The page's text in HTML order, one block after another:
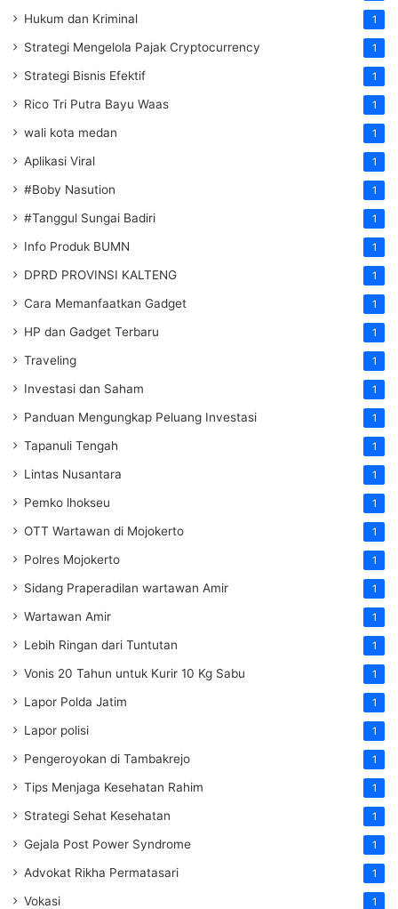
Hukum dan Kriminal 1
Strategi Mengelola Pajak Cryptocurrency 1
Strategi Bisnis Efektif 1
Rico Tri Putra Bayu Waas 1
wali kota medan 1
Aplikasi Viral 1
#Boby Nasution 1
#Tanggul Sungai Badiri 1
Info Produk BUMN 1
DPRD PROVINSI KALTENG 1
Cara Memanfaatkan Gadget 1
HP dan Gadget Terbaru 1
Traveling 1
Investasi dan Saham 1
Panduan Mengungkap Peluang Investasi 1
Tapanuli Tengah 1
Lintas Nusantara 1
Pemko lhokseu 1
OTT Wartawan di Mojokerto 1
Polres Mojokerto 1
Sidang Praperadilan wartawan Amir 1
Wartawan Amir 1
Lebih Ringan dari Tuntutan 1
Vonis 20 Tahun untuk Kurir 10 Kg Sabu 1
Lapor Polda Jatim 1
Lapor polisi 1
Pengeroyokan di Tambakrejo 1
Tips Menjaga Kesehatan Rahim 1
Strategi Sehat Kesehatan 1
Gejala Post Power Syndrome 1
Advokat Rikha Permatasari 1
Vokasi 1